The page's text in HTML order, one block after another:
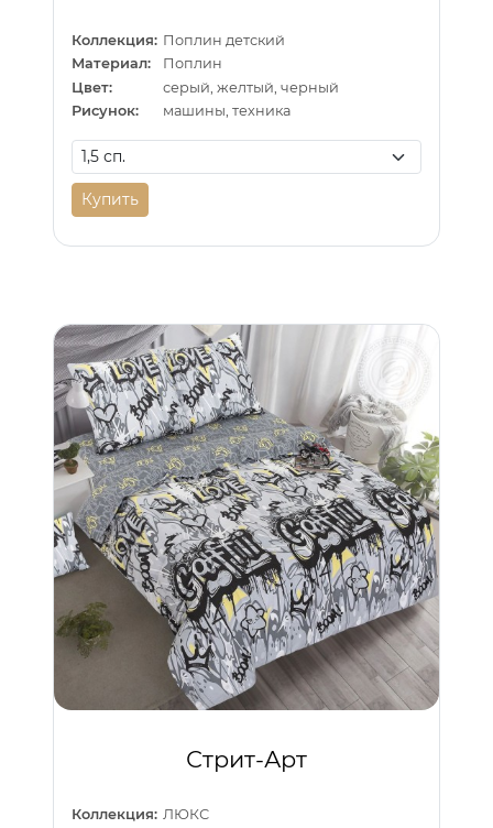
Коллекция: Поплин детский
Материал:
Поплин
Цвет:
серый, желтый, черный
Рисунок:
машины, техника
Купить
Стрит-Арт
Коллекция: ЛЮКС